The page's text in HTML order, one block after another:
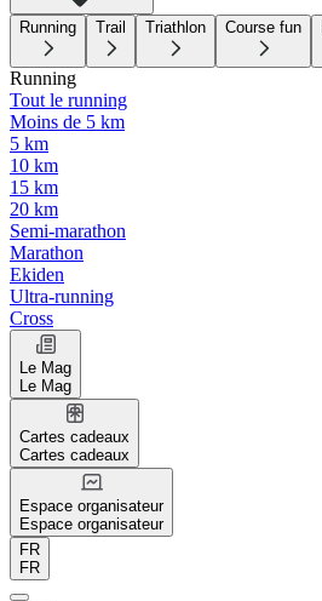
Running Trail Triathlon Course fun
Running
Tout le running
Moins de 5 km
5 km
10 km
15 km
20 km
Semi-marathon
Marathon
Ekiden
Ultra-running
Cross
Le Mag
Le Mag
Cartes cadeaux
Cartes cadeaux
Espace organisateur
Espace organisateur
FR
FR